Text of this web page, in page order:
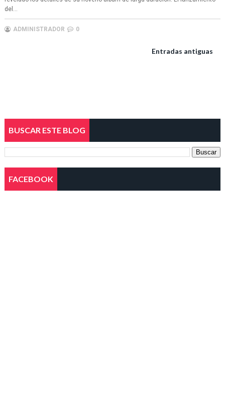
del...
ADMINISTRADOR 0
Entradas antiguas
BUSCAR ESTE BLOG
FACEBOOK